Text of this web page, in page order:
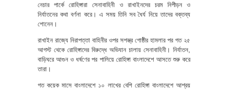
নেচার পার্কে রোহিঙ্গারা সেনাবাহিনী ও রাখাইনদের চরম নিপীড়ন ও
নির্যাতনের কথা বর্ণনা করে। এ সময় তিনি সব ধৈর্য নিয়ে তাদের বক্তব্য
শোনেন।
রাখাইন রাজ্যে নিরাপত্তা বাহিনীর ওপর সশস্ত্র গোষ্ঠীর হামলার পর গত ২৫
আগস্ট থেকে রোহিঙ্গাদের বিরুদ্ধে অভিযান চালায় সেনাবাহিনী। নির্যাতন,
বাড়িঘরে আগুন ও ধর্ষণের পর পালিয়ে রোহিঙ্গা বাংলাদেশে আসতে শুরু করে
তারা।
গত কয়েক মাসে বাংলাদেশে ১০ লাখের বেশি রোহিঙ্গা বাংলাদেশে আশ্রয়